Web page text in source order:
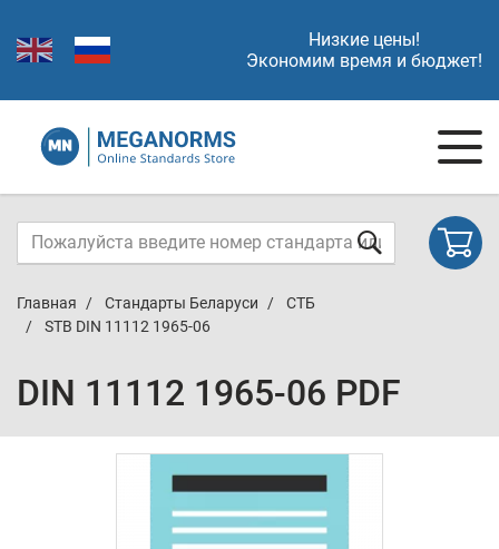
Низкие цены!
Экономим время и бюджет!
Главная Стандарты Беларуси
СТБ
STB DIN 11112 1965-06
DIN 11112 1965-06 PDF